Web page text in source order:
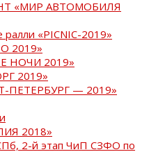
«МИР АВТОМОБИЛЯ
«PICNIC-2019»
2019»
НОЧИ 2019»
2019»
ПЕТЕРБУРГ — 2019»
2018»
2-й этап ЧиП СЗФО по